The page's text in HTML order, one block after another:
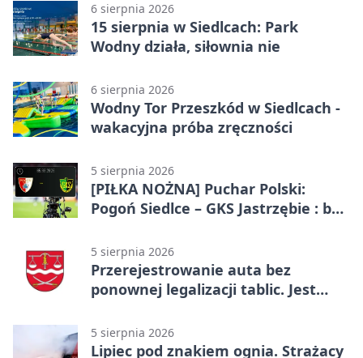
6 sierpnia 2026
15 sierpnia w Siedlcach: Park
Wodny działa, siłownia nie
6 sierpnia 2026
Wodny Tor Przeszkód w Siedlcach -
wakacyjna próba zręczności
5 sierpnia 2026
[PIŁKA NOŻNA] Puchar Polski:
Pogoń Siedlce – GKS Jastrzębie : bez
5 sierpnia 2026
Przerejestrowanie auta bez
ponownej legalizacji tablic. Jest
5 sierpnia 2026
Lipiec pod znakiem ognia. Strażacy